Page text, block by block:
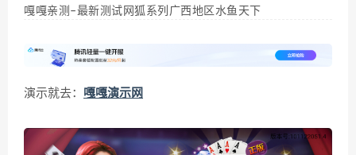
嘎嘎亲测–最新测试网狐系列广西地区水鱼天下
演示就去： 嘎嘎演示网